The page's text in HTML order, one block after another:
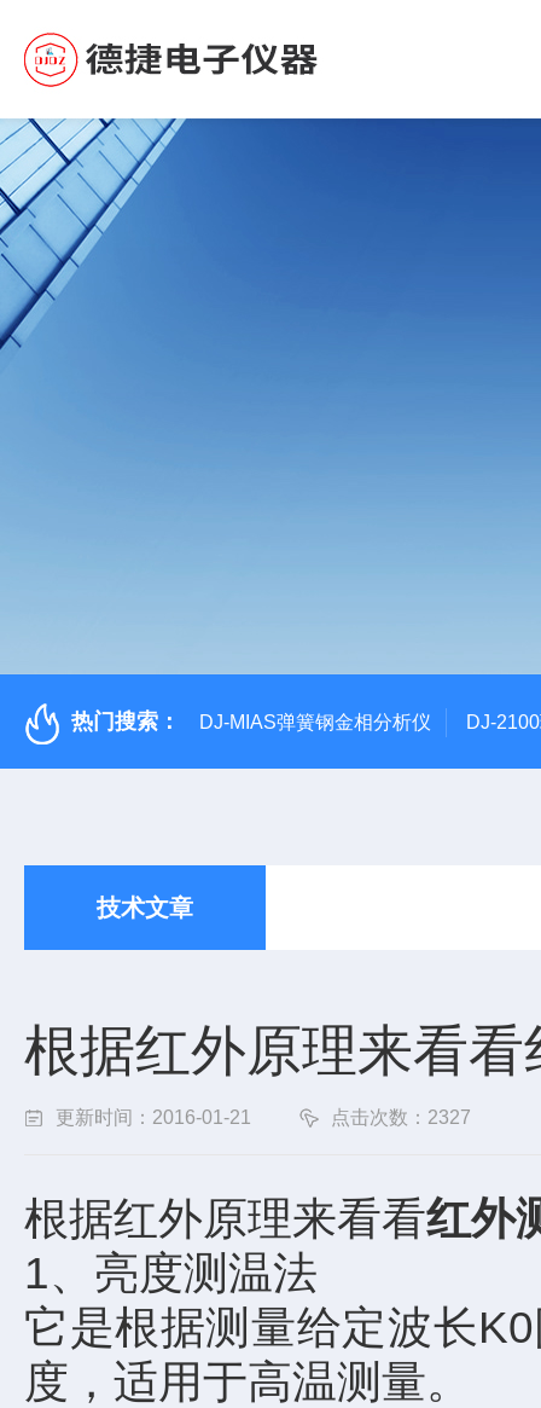
热门搜索： DJ-MIAS弹簧钢金相分析仪 DJ-
技术文章
根据红外原理来看
更新时间：2016-01-21 点击次数：2327
根据红外原理来看看红外
1、亮度测温法
它是根据测量给定波长
度，适用于高温测量。